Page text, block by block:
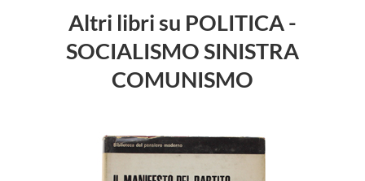
Altri libri su POLITICA -
SOCIALISMO SINISTRA
COMUNISMO